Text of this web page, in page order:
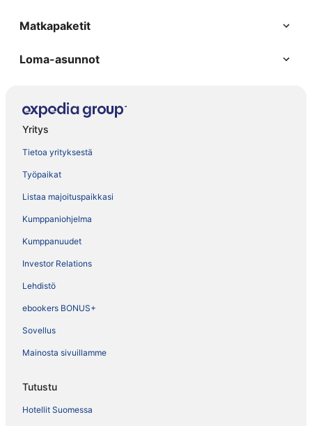
Matkapaketit
Loma-asunnot
Yritys
Tietoa yrityksestä
Työpaikat
Listaa majoituspaikkasi
Kumppaniohjelma
Kumppanuudet
Investor Relations
Lehdistö
ebookers BONUS+
Sovellus
Mainosta sivuillamme
Tutustu
Hotellit Suomessa